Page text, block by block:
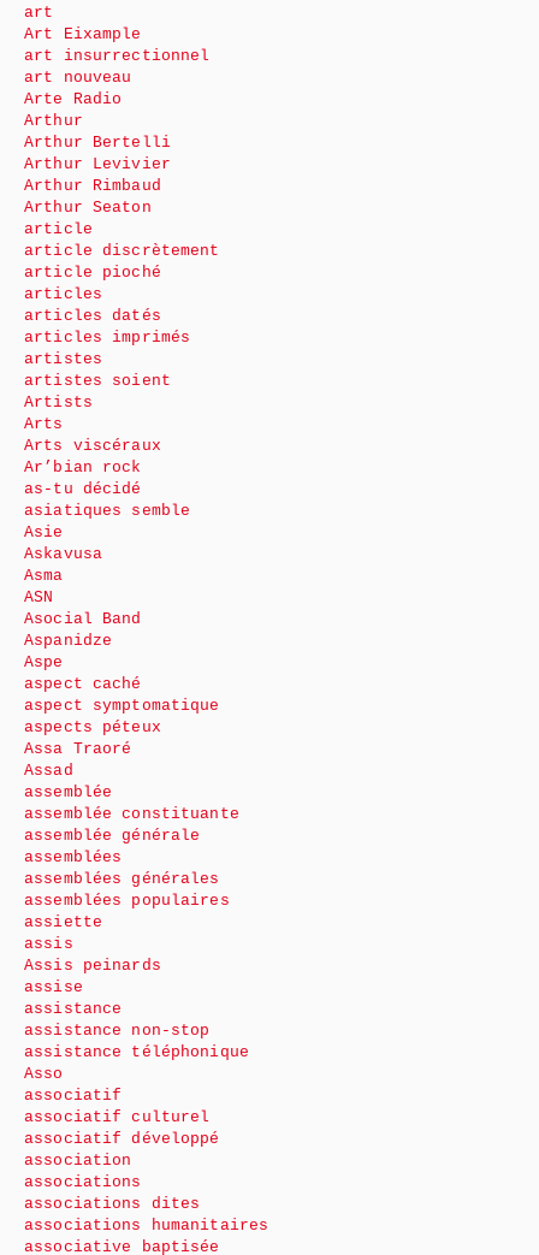
art
Art Eixample
art insurrectionnel
art nouveau
Arte Radio
Arthur
Arthur Bertelli
Arthur Levivier
Arthur Rimbaud
Arthur Seaton
article
article discrètement
article pioché
articles
articles datés
articles imprimés
artistes
artistes soient
Artists
Arts
Arts viscéraux
Ar’bian rock
as-tu décidé
asiatiques semble
Asie
Askavusa
Asma
ASN
Asocial Band
Aspanidze
Aspe
aspect caché
aspect symptomatique
aspects péteux
Assa Traoré
Assad
assemblée
assemblée constituante
assemblée générale
assemblées
assemblées générales
assemblées populaires
assiette
assis
Assis peinards
assise
assistance
assistance non-stop
assistance téléphonique
Asso
associatif
associatif culturel
associatif développé
association
associations
associations dites
associations humanitaires
associative baptisée